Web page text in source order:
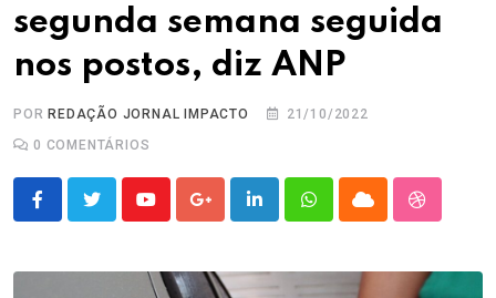
segunda semana seguida
nos postos, diz ANP
POR REDAÇÃO JORNAL IMPACTO
21/10/2022
0 COMENTÁRIOS
YoutubeGoogle+LinkedInWhatsappCloud